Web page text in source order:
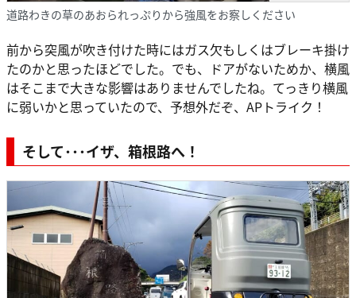
道路わきの草のあおられっぷりから強風をお察しください
前から突風が吹き付けた時にはガス欠もしくはブレーキ掛け
たのかと思ったほどでした。でも、ドアがないためか、横風
はそこまで大きな影響はありませんでしたね。てっきり横風
に弱いかと思っていたので、予想外だぞ、APトライク！
そして･･･イザ、箱根路へ！